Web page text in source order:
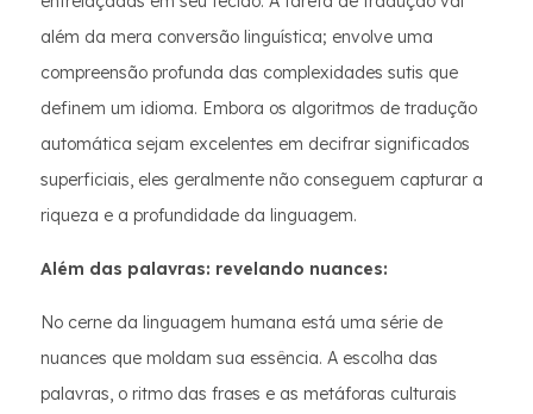
além da mera conversão linguística; envolve uma
compreensão profunda das complexidades sutis que
definem um idioma. Embora os algoritmos de tradução
automática sejam excelentes em decifrar significados
superficiais, eles geralmente não conseguem capturar a
riqueza e a profundidade da linguagem.
Além das palavras: revelando nuances:
No cerne da linguagem humana está uma série de
nuances que moldam sua essência. A escolha das
palavras, o ritmo das frases e as metáforas culturais